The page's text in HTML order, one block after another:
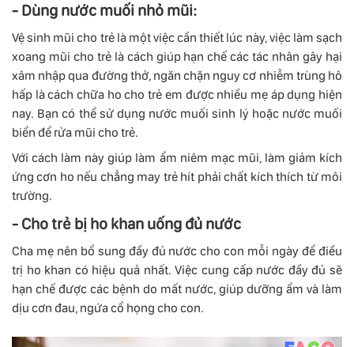
- Dùng nước muối nhỏ mũi:
Vệ sinh mũi cho trẻ là một việc cần thiết lúc này, việc làm sạch
xoang mũi cho trẻ là cách giúp hạn chế các tác nhân gây hại
xâm nhập qua đường thở, ngăn chặn nguy cơ nhiễm trùng hô
hấp là cách chữa ho cho trẻ em được nhiều mẹ áp dụng hiện
nay. Bạn có thể sử dụng nước muối sinh lý hoặc nước muối
biển để rửa mũi cho trẻ.
Với cách làm này giúp làm ẩm niêm mạc mũi, làm giảm kích
ứng cơn ho nếu chẳng may trẻ hít phải chất kích thích từ môi
trường.
- Cho trẻ bị ho khan uống đủ nước
Cha mẹ nên bổ sung đầy đủ nước cho con mỗi ngày để điều
trị ho khan có hiệu quả nhất. Việc cung cấp nước đầy đủ sẽ
hạn chế được các bệnh do mất nước, giúp dưỡng ẩm và làm
dịu cơn đau, ngứa cổ họng cho con.